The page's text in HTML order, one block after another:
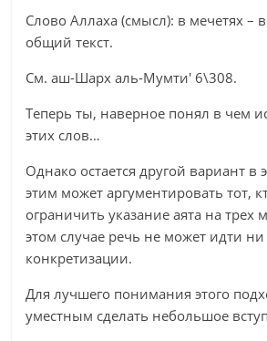
Слово Аллаха (смысл): в мечетях – в
общий текст.
См. аш-Шарх аль-Мумти' 6\308.
Теперь ты, наверное понял в чем
этих слов…
Однако остается другой вариант в
этим может аргументировать тот,
ограничить указание аята на трех
этом случае речь не может идти ни
конкретизации.
Для лучшего понимания этого
уместным сделать небольшое